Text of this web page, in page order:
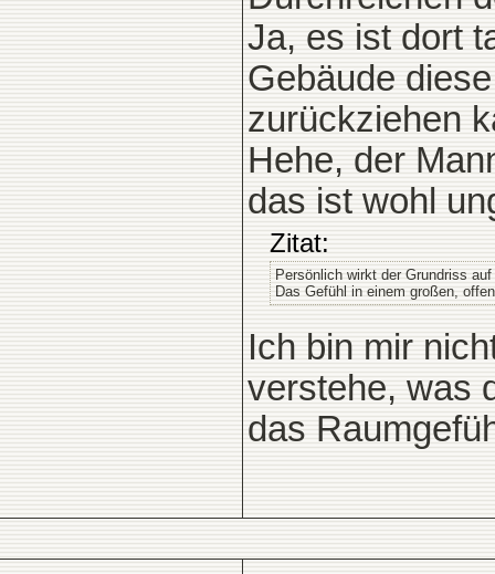
Ja, es ist dort
Gebäude
zurückziehen
Hehe, der
das ist wohl
Zitat:
Persönlich wirkt der Grundriss
Das Gefühl in einem großen,
Ich bin mir
verstehe, was
das